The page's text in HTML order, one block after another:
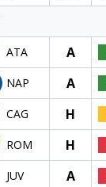
ATA A
NAP A
CAG H
ROM H
JUV A